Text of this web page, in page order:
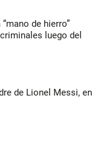
de hierro”
luego del
de Lionel Messi, en